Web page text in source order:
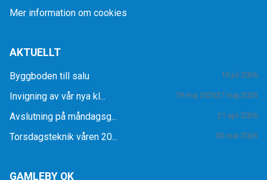
Mer information om cookies
AKTUELLT
Byggboden till salu 10 jul 2026
27 maj 2026
Invigning av vår nya kl... 19 maj 2026
Avslutning på måndagsg... 21 apr 2026
Torsdagsteknik våren 20... 30 mar 2026
GAMLEBY OK